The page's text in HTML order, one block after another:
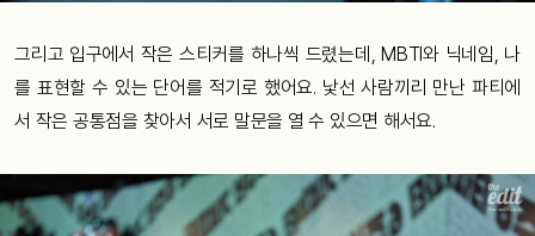
그리고 입구에서 작은 스티커를 하나씩 드렸는데, MBTI와 닉네임, 나
를 표현할 수 있는 단어를 적기로 했어요. 낯선 사람끼리 만난 파티에
서 작은 공통점을 찾아서 서로 말문을 열 수 있으면 해서요.